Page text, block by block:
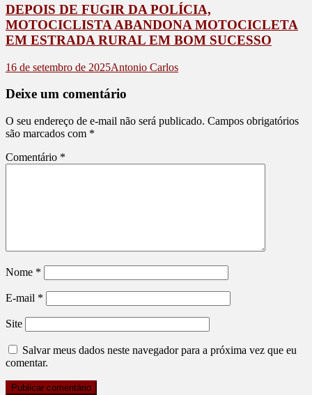
DEPOIS DE FUGIR DA POLÍCIA,
MOTOCICLISTA ABANDONA MOTOCICLETA
EM ESTRADA RURAL EM BOM SUCESSO
16 de setembro de 2025Antonio Carlos
Deixe um comentário
O seu endereço de e-mail não será publicado. Campos obrigatórios
são marcados com *
Comentário *
Nome *
E-mail *
Site
Salvar meus dados neste navegador para a próxima vez que eu
comentar.